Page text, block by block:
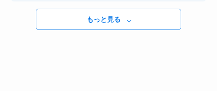
もっと見る